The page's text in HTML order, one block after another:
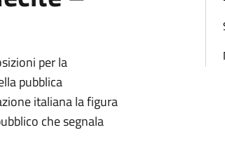
per la
pubblica
italiana la figura
che segnala